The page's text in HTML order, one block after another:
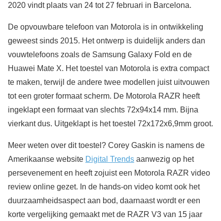
2020 vindt plaats van 24 tot 27 februari in Barcelona.
De opvouwbare telefoon van Motorola is in ontwikkeling
geweest sinds 2015. Het ontwerp is duidelijk anders dan
vouwtelefoons zoals de Samsung Galaxy Fold en de
Huawei Mate X. Het toestel van Motorola is extra compact
te maken, terwijl de andere twee modellen juist uitvouwen
tot een groter formaat scherm. De Motorola RAZR heeft
ingeklapt een formaat van slechts 72x94x14 mm. Bijna
vierkant dus. Uitgeklapt is het toestel 72x172x6,9mm groot.
Meer weten over dit toestel? Corey Gaskin is namens de
Amerikaanse website Digital Trends aanwezig op het
persevenement en heeft zojuist een Motorola RAZR video
review online gezet. In de hands-on video komt ook het
duurzaamheidsaspect aan bod, daarnaast wordt er een
korte vergelijking gemaakt met de RAZR V3 van 15 jaar